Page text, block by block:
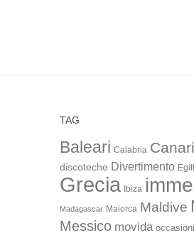
TAG
Baleari Calabria
discoteche Divertimento
Grecia Ibiza
Madagascar Maiorca Maldive
Messico movida